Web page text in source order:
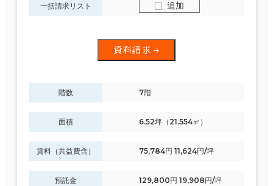
一括請求リスト 追加
資料請求
階数 7階
面積 6.52坪（21.554㎡）
賃料（共益費含） 75,784円 11,624円/坪
預託金 129,800円 19,908円/坪